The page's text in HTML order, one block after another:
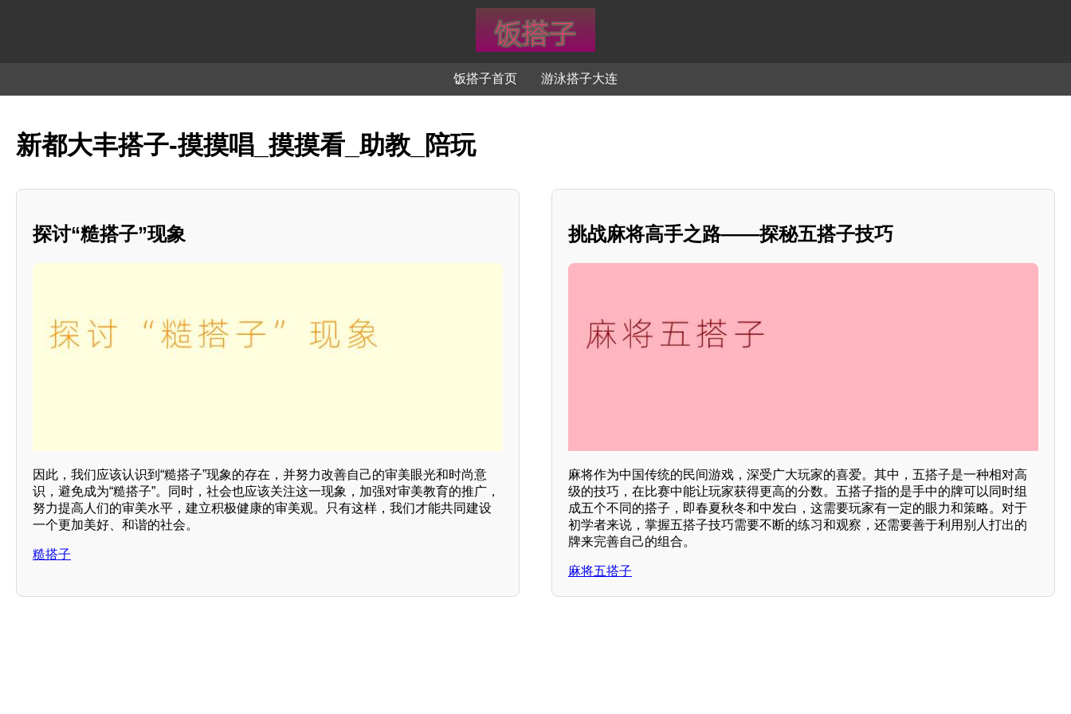
饭搭子首页 游泳搭子大连
新都大丰搭子-摸摸唱_摸摸看_助教_陪玩
探讨“糙搭子”现象
因此，我们应该认识到“糙搭子”现象的存在，并努力改善自己的审美眼光和时尚意
识，避免成为“糙搭子”。同时，社会也应该关注这一现象，加强对审美教育的推广，
努力提高人们的审美水平，建立积极健康的审美观。只有这样，我们才能共同建设
一个更加美好、和谐的社会。
糙搭子
挑战麻将高手之路——探秘五搭子技巧
麻将作为中国传统的民间游戏，深受广大玩家的喜爱。其中，五搭子是一种相对高
级的技巧，在比赛中能让玩家获得更高的分数。五搭子指的是手中的牌可以同时组
成五个不同的搭子，即春夏秋冬和中发白，这需要玩家有一定的眼力和策略。对于
初学者来说，掌握五搭子技巧需要不断的练习和观察，还需要善于利用别人打出的
牌来完善自己的组合。
麻将五搭子